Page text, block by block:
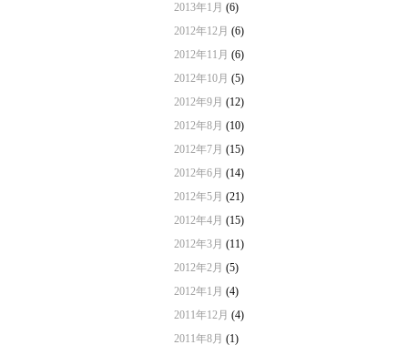
2013年1月 (6)
2012年12月 (6)
2012年11月 (6)
2012年10月 (5)
2012年9月 (12)
2012年8月 (10)
2012年7月 (15)
2012年6月 (14)
2012年5月 (21)
2012年4月 (15)
2012年3月 (11)
2012年2月 (5)
2012年1月 (4)
2011年12月 (4)
2011年8月 (1)